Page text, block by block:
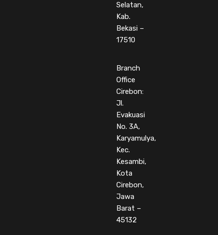
Selatan,
Kab.
Bekasi –
17510
Branch
Office
Cirebon:
Jl.
Evakuasi
No. 3A,
Karyamulya,
Kec.
Kesambi,
Kota
Cirebon,
Jawa
Barat –
45132